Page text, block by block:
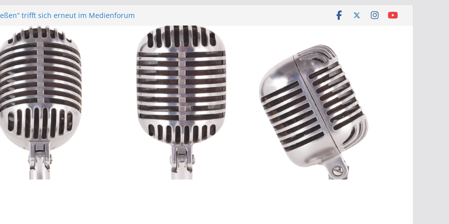
trifft sich erneut im Medienforum
– Anonyme Alkoholiker
Bürgerfunkgruppen im Medienforum
und Mitgliederversammlung am
Trifft sich zur Finalisierung der